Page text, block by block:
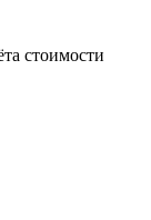
стоимости